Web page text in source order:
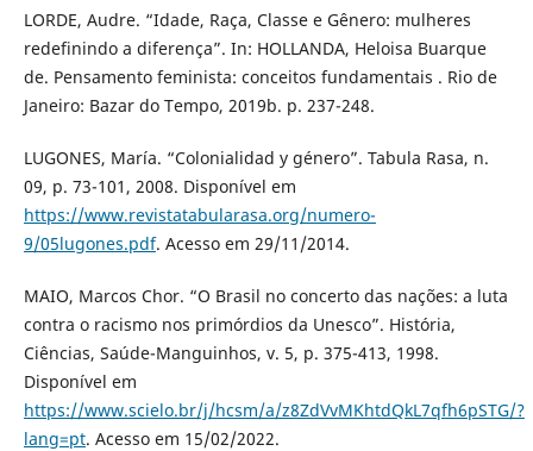
LORDE, Audre. “Idade, Raça, Classe e Gênero: mulheres
redefinindo a diferença”. In: HOLLANDA, Heloisa Buarque
de. Pensamento feminista: conceitos fundamentais . Rio de
Janeiro: Bazar do Tempo, 2019b. p. 237-248.
LUGONES, María. “Colonialidad y género”. Tabula Rasa, n.
09, p. 73-101, 2008. Disponível em
https://www.revistatabularasa.org/numero-
9/05lugones.pdf. Acesso em 29/11/2014.
MAIO, Marcos Chor. “O Brasil no concerto das nações: a luta
contra o racismo nos primórdios da Unesco”. História,
Ciências, Saúde-Manguinhos, v. 5, p. 375-413, 1998.
Disponível em
https://www.scielo.br/j/hcsm/a/z8ZdVvMKhtdQkL7qfh6pSTG/?
lang=pt. Acesso em 15/02/2022.